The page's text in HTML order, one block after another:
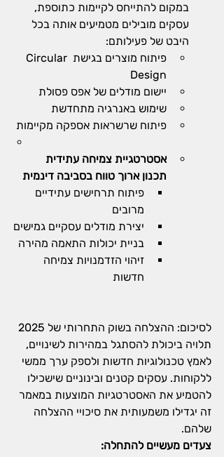
במקום להתייחס לקיימות כתוספת,
עסקים מובילים מטמיעים אותה בכל
היבט של פעילותם:
פיתוח מוצרים בגישת Circular
Design
יישום מודלים של אפס פסולת
שימוש באנרגיה מתחדשת
פיתוח שרשראות אספקה מקיימות
אסטרטגיית צמיחה עתידית
תכנון ארוך טווח בסביבה דינמית
פיתוח תרחישים עתידיים
מרובים
יצירת מודלים עסקיים גמישים
בניית יכולות התאמה מהירה
זיהוי הזדמנויות צמיחה
חדשות
תלויה ביכולת להסתגל במהירות לשינויים,
לאמץ טכנולוגיות חדשות ולספק ערך ממשי
ללקוחות. עסקים קטנים ובינוניים שישכילו
להטמיע את האסטרטגיות המוצעות במאמר
זה יגדילו משמעותית את סיכויי ההצלחה
שלהם.
צעדים מעשיים להתחלה: